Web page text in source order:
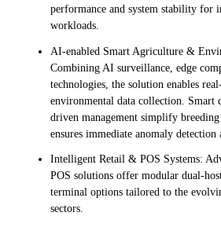
performance and system stability for
workloads.
AI-enabled Smart Agriculture &
Combining AI surveillance, edge
technologies, the solution enables
environmental data collection. Smart
driven management simplify
ensures immediate anomaly detection
Intelligent Retail & POS Systems:
POS solutions offer modular dual-
terminal options tailored to the
sectors.